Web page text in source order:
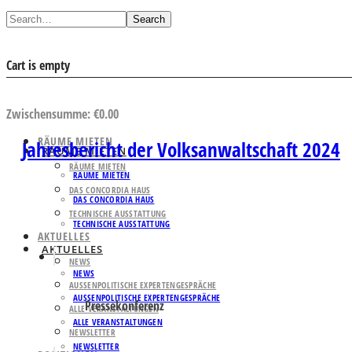
Search
Cart is empty
Zwischensumme:€0.00
RÄUME MIETEN
RÄUME MIETEN
DAS CONCORDIA HAUS
TECHNISCHE AUSSTATTUNG
AKTUELLES
NEWS
AUSSENPOLITISCHE EXPERTENGESPRÄCHE
ALLE VERANSTALTUNGEN
NEWSLETTER
RÄUME MIETEN
RÄUME MIETEN
DAS CONCORDIA HAUS
TECHNISCHE AUSSTATTUNG
AKTUELLES
NEWS
AUSSENPOLITISCHE EXPERTENGESPRÄCHE
ALLE VERANSTALTUNGEN
NEWSLETTER
Jahresbericht der Volksanwaltschaft 2024
Pressekonferenz